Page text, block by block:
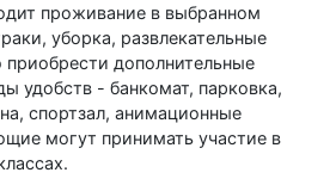
проживание в выбранном
уборка, развлекательные
дополнительные
удобств - банкомат, парковка,
спортзал, анимационные
могут принимать участие в